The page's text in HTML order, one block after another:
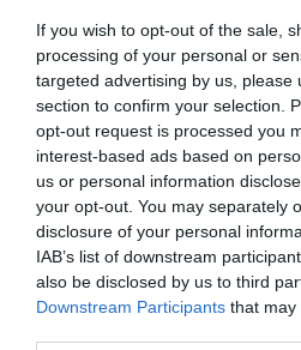
If you wish to opt-out of the sale,
processing of your personal or
targeted advertising by us, please
section to confirm your selection.
opt-out request is processed you
interest-based ads based on
us or personal information
your opt-out. You may separately
disclosure of your personal
IAB’s list of downstream
also be disclosed by us to third
Downstream Participants that may
merveille de l’architecture
de la Salute et le musée de la
Guggenheim depuis votre
vénitienne vous sera par
charme particulier à votre
carnaval vous sera également
cet événement qui dure depuis
À lire aussi sur le